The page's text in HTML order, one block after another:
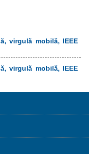
virgulă mobilă, IEEE
virgulă mobilă, IEEE